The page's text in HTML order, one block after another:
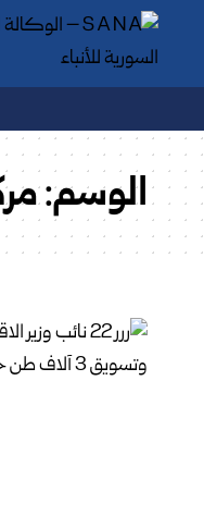
الوسم: